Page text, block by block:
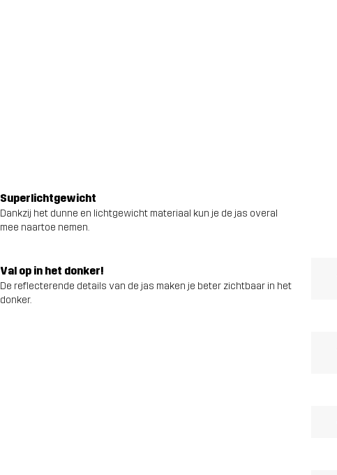
Superlichtgewicht
Dankzij het dunne en lichtgewicht materiaal kun je de jas overal
mee naartoe nemen.
Val op in het donker!
De reflecterende details van de jas maken je beter zichtbaar in het
donker.